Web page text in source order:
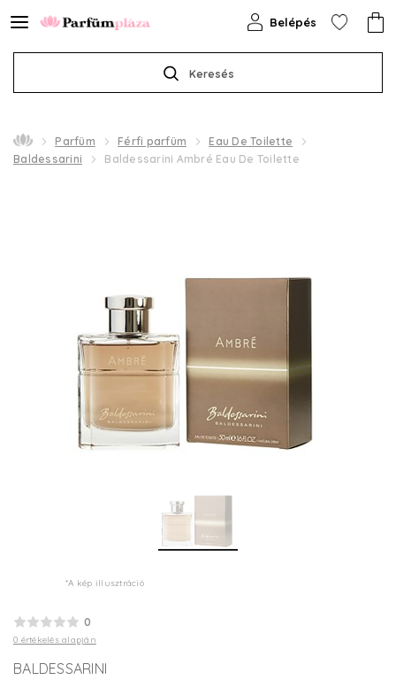
Keresés
Belépés
Parfüm Férfi parfüm
Eau De Toilette
Baldessarini
Baldessarini Ambré Eau De Toilette
*A kép illusztráció
0
0 értékelés alapján
BALDESSARINI